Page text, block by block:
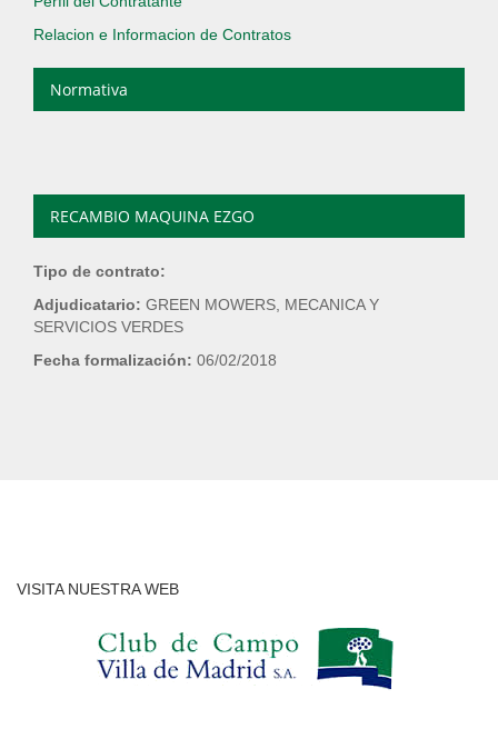
Relacion e Informacion de Contratos
Normativa
RECAMBIO MAQUINA EZGO
Tipo de contrato:
Adjudicatario: GREEN MOWERS, MECANICA Y
SERVICIOS VERDES
Fecha formalización: 06/02/2018
VISITA NUESTRA WEB